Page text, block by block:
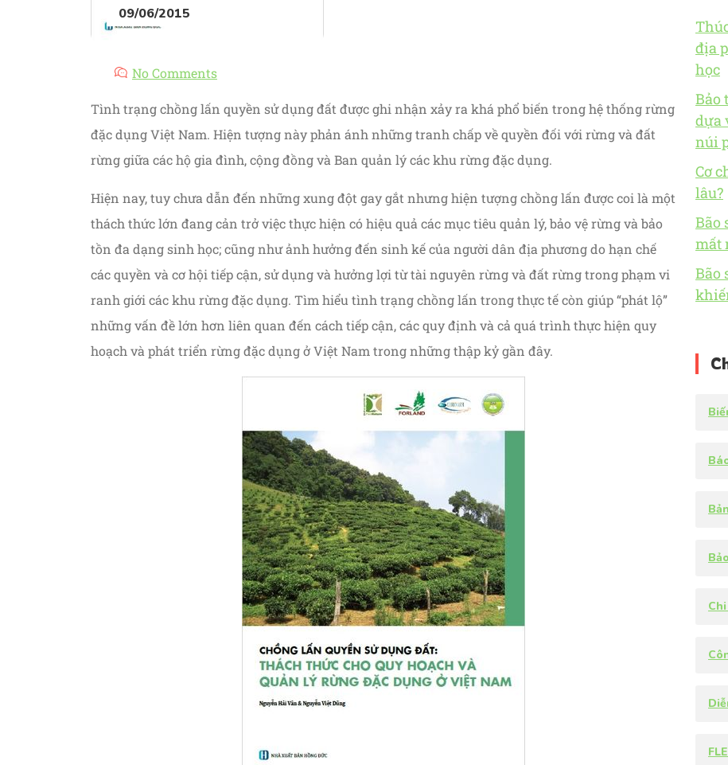
09/06/2015
No Comments
Tình trạng chồng lấn quyền sử dụng đất được ghi nhận xảy ra khá phổ biến trong hệ thống rừng
đặc dụng Việt Nam. Hiện tượng này phản ánh những tranh chấp về quyền đối với rừng và đất
rừng giữa các hộ gia đình, cộng đồng và Ban quản lý các khu rừng đặc dụng.
Hiện nay, tuy chưa dẫn đến những xung đột gay gắt nhưng hiện tượng chồng lấn được coi là một
thách thức lớn đang cản trở việc thực hiện có hiệu quả các mục tiêu quản lý, bảo vệ rừng và bảo
tồn đa dạng sinh học; cũng như ảnh hưởng đến sinh kế của người dân địa phương do hạn chế
các quyền và cơ hội tiếp cận, sử dụng và hưởng lợi từ tài nguyên rừng và đất rừng trong phạm vi
ranh giới các khu rừng đặc dụng. Tìm hiểu tình trạng chồng lấn trong thực tế còn giúp “phát lộ”
những vấn đề lớn hơn liên quan đến cách tiếp cận, các quy định và cả quá trình thực hiện quy
hoạch và phát triển rừng đặc dụng ở Việt Nam trong những thập kỷ gần đây.
địa
học
Bảo
dựa
núi
Cơ
lâu?
Bão
mất
Bão